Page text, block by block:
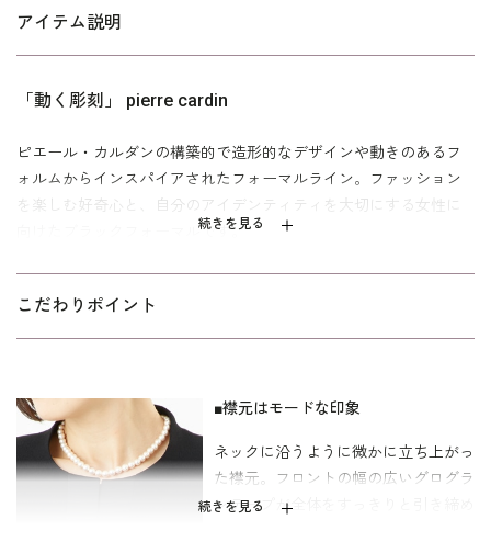
アイテム説明
続きを見る
「動く彫刻」 pierre cardin
ピエール・カルダンの構築的で造形的なデザインや動きのあるフ
ォルムからインスパイアされたフォーマルライン。ファッション
を楽しむ好奇心と、自分のアイデンティティを大切にする女性に
向けたブラックフォーマルです。
喪の席はもちろん、アクセサリーをコーディネートして学校関連
のセレモニースーツとしてもお使いいただける1着です。着丈は9
け。 「標準」に比べてウエストを中心にゆとりを持たせていま
す。基準身長158cm。
●TBSテレビ 日曜劇場『半沢直樹』第9話 井川遥さん 着用デザイン
こだわりポイント
続きを見る
■襟元はモードな印象
ネックに沿うように微かに立ち上がっ
た襟元。フロントの幅の広いグログラ
ンテープが全体をすっきりと引き締め